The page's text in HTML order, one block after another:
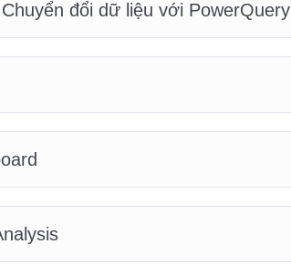
đổi dữ liệu với PowerQuery